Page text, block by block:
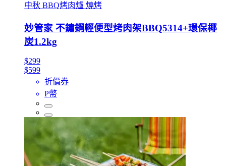
中秋 BBQ烤肉爐 燒烤
妙管家 不鏽鋼輕便型烤肉架BBQ5314+環保椰
炭1.2kg
$299
$599
折價券
P幣